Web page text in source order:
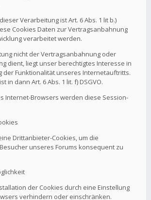
Verarbeitung ist Art. 6 Abs. 1 lit b.)
Cookies Daten zur Vertragsanbahnung
verarbeitet werden.
nicht der Vertragsanbahnung oder
dient, liegt unser berechtigtes Interesse in
der Funktionalität unseres Internetauftritts.
in dann Art. 6 Abs. 1 lit. f) DSGVO.
Internet-Browsers werden diese Session-
Drittanbieter-Cookies, um die
unseres Forums konsequent zu
der Cookies durch eine Einstellung
verhindern oder einschränken.